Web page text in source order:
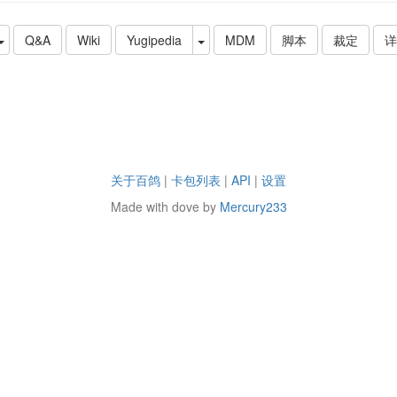
Q&A Wiki Yugipedia MDM 脚本 裁定
关于百鸽 | 卡包列表 | API | 设置
Made with dove by Mercury233